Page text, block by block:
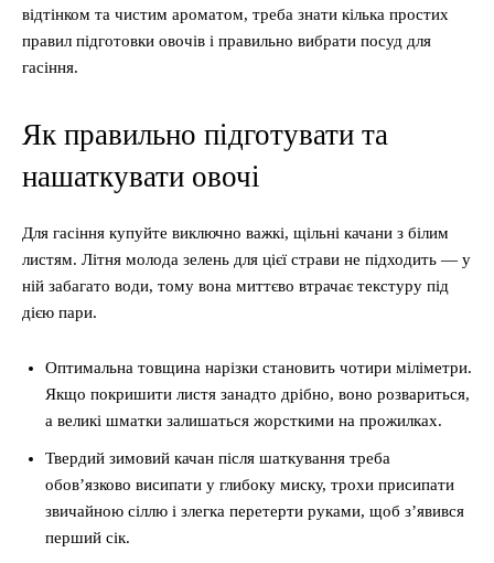
відтінком та чистим ароматом, треба знати кілька простих
правил підготовки овочів і правильно вибрати посуд для
гасіння.
Як правильно підготувати та
нашаткувати овочі
Для гасіння купуйте виключно важкі, щільні качани з білим
листям. Літня молода зелень для цієї страви не підходить — у
ній забагато води, тому вона миттєво втрачає текстуру під
дією пари.
Оптимальна товщина нарізки становить чотири міліметри.
Якщо покришити листя занадто дрібно, воно розвариться,
а великі шматки залишаться жорсткими на прожилках.
Твердий зимовий качан після шаткування треба
обов’язково висипати у глибоку миску, трохи присипати
звичайною сіллю і злегка перетерти руками, щоб з’явився
перший сік.